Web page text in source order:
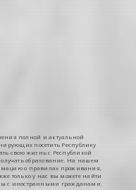
полной и актуальной
посетить Республику
свою жизнь с Республикой
образование. На нашем
о правилах проживания,
только у нас вы можете найти
с иностранными гражданами.